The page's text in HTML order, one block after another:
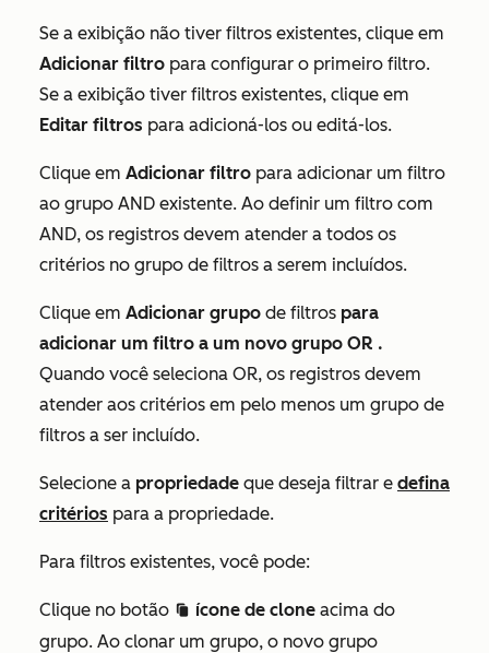
Se a exibição não tiver filtros existentes, clique em
Adicionar filtro para configurar o primeiro filtro.
Se a exibição tiver filtros existentes, clique em
Editar filtros para adicioná-los ou editá-los.
Clique em Adicionar filtro para adicionar um filtro
ao grupo AND existente. Ao definir um filtro com
AND, os registros devem atender a todos os
critérios no grupo de filtros a serem incluídos.
Clique em Adicionar grupo de filtros para
adicionar um filtro a um novo grupo OR .
Quando você seleciona OR, os registros devem
atender aos critérios em pelo menos um grupo de
filtros a ser incluído.
Selecione a propriedade que deseja filtrar e defina
critérios para a propriedade.
Para filtros existentes, você pode:
Clique no botão duplicate ícone de clone acima do
grupo. Ao clonar um grupo, o novo grupo